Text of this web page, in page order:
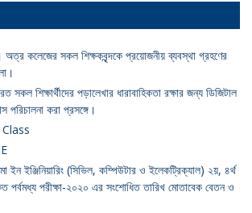
অত্র কলেজের সকল শিক্ষকবৃন্দকে প্রয়োজনীয় ব্যবস্থা গ্রহণের
শিক্ষার্থীদের পড়ালেখার ধারাবাহিকতা রক্ষার জন্য ডিজিটাল
পরিচালনা করা প্রসঙ্গে।
ইন ইঞ্জিনিয়ারিং (সিভিল, কম্পিউটার ও ইলেকট্রিক্যাল) ২য়, ৪র্থ
পর্বমধ্য পরীক্ষা-২০২০ এর সংশোধিত তারিখ মোতাবেক বেতন ও